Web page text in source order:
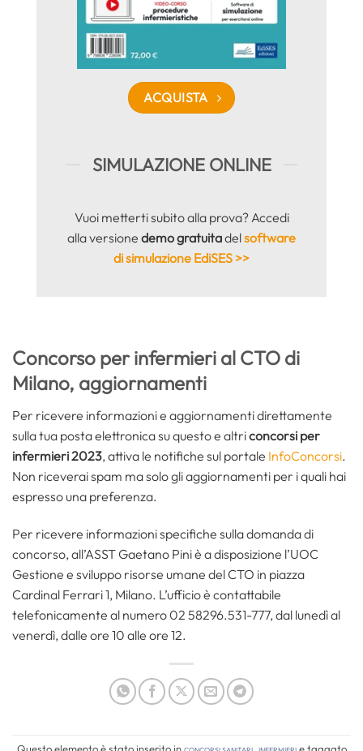
ACQUISTA
SIMULAZIONE ONLINE
Vuoi metterti subito alla prova? Accedi
alla versione demo gratuitadelsoftware
di simulazione EdiSES >>
Concorso per infermieri al CTO di
Milano, aggiornamenti
Per ricevere informazioni e aggiornamenti direttamente
sulla tua posta elettronica su questo e altriconcorsi per
infermieri 2023, attiva le notifiche sul portale InfoConcorsi.
Non riceverai spam ma solo gli aggiornamenti per i quali hai
espresso una preferenza.
Per ricevere informazioni specifiche sulla domanda di
concorso, all’ASST Gaetano Pini è a disposizione l’UOC
Gestione e sviluppo risorse umane del CTO in piazza
Cardinal Ferrari 1, Milano. L’ufficio è contattabile
telefonicamente al numero 02 58296.531-777, dal lunedì al
venerdì, dalle ore 10 alle ore 12.